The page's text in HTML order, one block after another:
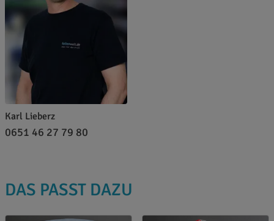
Karl Lieberz
0651 46 27 79 80
DAS PASST DAZU